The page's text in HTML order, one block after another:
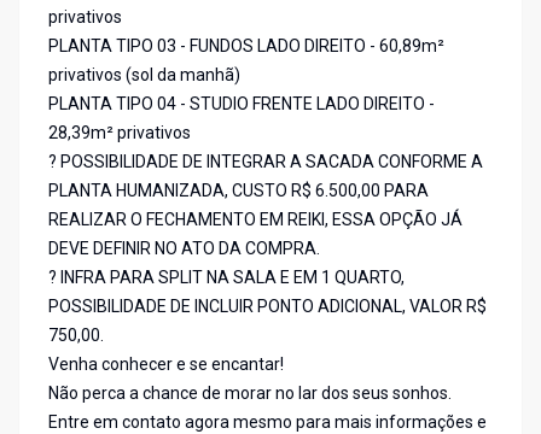
privativos
PLANTA TIPO 03 - FUNDOS LADO DIREITO - 60,89m²
privativos (sol da manhã)
PLANTA TIPO 04 - STUDIO FRENTE LADO DIREITO -
28,39m² privativos
? POSSIBILIDADE DE INTEGRAR A SACADA CONFORME A
PLANTA HUMANIZADA, CUSTO R$ 6.500,00 PARA
REALIZAR O FECHAMENTO EM REIKI, ESSA OPÇÃO JÁ
DEVE DEFINIR NO ATO DA COMPRA.
? INFRA PARA SPLIT NA SALA E EM 1 QUARTO,
POSSIBILIDADE DE INCLUIR PONTO ADICIONAL, VALOR R$
750,00.
Venha conhecer e se encantar!
Não perca a chance de morar no lar dos seus sonhos.
Entre em contato agora mesmo para mais informações e